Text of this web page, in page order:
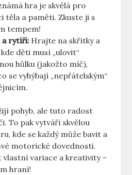
hra je skvělá pro
těla a paměti. Zkuste ji s
tempem!
a rytíři: Hrajte na skřítky a
děti musí „ulovit“
hůlku (jakožto míč),
se vyhýbají „nepřátelským“
pohyb, ale tuto radost
To pak vytváří skvělou
kde se každý může bavit a
motorické dovednosti.
variace a kreativity –
hraní!